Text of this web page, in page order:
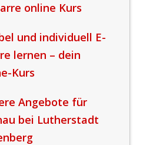
online Kurs
und individuell E-
lernen – dein
Kurs
Angebote für
bei Lutherstadt